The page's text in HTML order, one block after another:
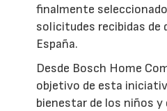
finalmente
solicitudes recibidas
España.
Desde Bosch Home
objetivo de esta
bienestar de los niños